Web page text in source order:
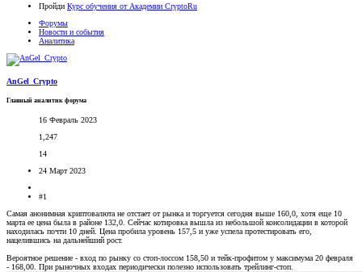
Пройди Курс обучения от Академии CryptoRu
Форумы
Новости и события
Аналитика
AnGel_Crypto
Главный аналитик форума
16 Февраль 2023
1,247
14
24 Март 2023
#1
Самая анонимная криптовалюта не отстает от рынка и торгуется сегодня выше 160,0, хотя еще 10
марта ее цена была в районе 132,0. Сейчас котировка вышла из небольшой консолидации в которой
находилась почти 10 дней. Цена пробила уровень 157,5 и уже успела протестировать его,
нацелившись на дальнейший рост.
Вероятное решение - вход по рынку со стоп-лоссом 158,50 и тейк-профитом у максимума 20 февраля
- 168,00. При рыночных входах периодически полезно использовать трейлинг-стоп.